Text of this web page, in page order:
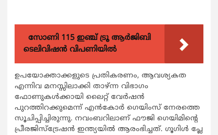
സോണി 115 ഇഞ്ച് ട്രൂ ആർജിബി
ടെലിവിഷൻ വിപണിയിൽ
ഉപയോക്താക്കളുടെ പ്രതികരണം, ആവശ്യകത
എന്നിവ മനസ്സിലാക്കി താഴ്ന്ന വിഭാഗം
ഫോണുകള്‍ക്കായി ലൈറ്റ് വേര്‍ഷന്‍
പുറത്തിറക്കുമെന്ന് എന്‍കോര്‍ ഗെയിംസ് നേരത്തെ
സൂചിപ്പിച്ചിരുന്നു. നവംബറിലാണ് ഫൗജി ഗെയിമിന്റെ
പ്രീരജിസ്‌ട്രേഷന്‍ ഇന്ത്യയില്‍ ആരംഭിച്ചത്. ഗൂഗിള്‍ പ്ലേ